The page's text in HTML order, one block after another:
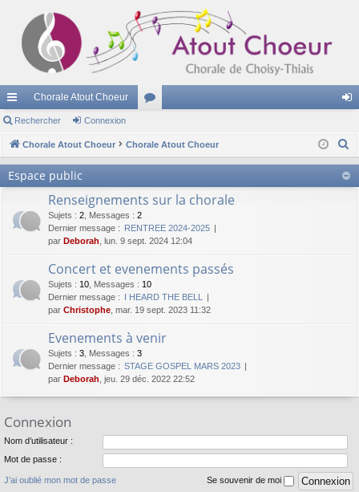
cc
ès
de
Chorale Atout Choeur
u ne
Rechercher Connexion
Chorale Atout Choeur Chorale Atout Choeur
Espace public
Renseignements sur la chorale
Sujets : 2 Messages : 2
Dernier message : RENTREE 2024-2025
par Deborah , lun. 9 sept. 2024 12:04
Concert et evenements passés
Sujets : 10 Messages : 10
Dernier message : I HEARD THE BELL
par Christophe , mar. 19 sept. 2023 11:32
Evenements à venir
Sujets : 3 Messages : 3
Dernier message : STAGE GOSPEL MARS 2023
par Deborah , jeu. 29 déc. 2022 22:52
Connexion
Nom d’utilisateur :
Mot de passe :
J’ai oublié mon mot de passe Se souvenir de moi